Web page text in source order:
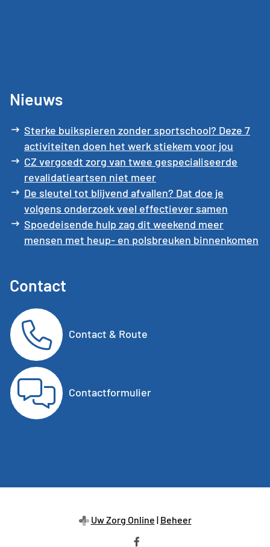
Nieuws
Sterke buikspieren zonder sportschool? Deze 7
activiteiten doen het werk stiekem voor jou
CZ vergoedt zorg van twee gespecialiseerde
revalidatieartsen niet meer
De sleutel tot blijvend afvallen? Dat doe je
volgens onderzoek veel effectiever samen
Spoedeisende hulp zag dit weekend meer
mensen met heup- en polsbreuken binnenkomen
Contact
Contact & Route
Contactformulier
Uw Zorg Online | Beheer